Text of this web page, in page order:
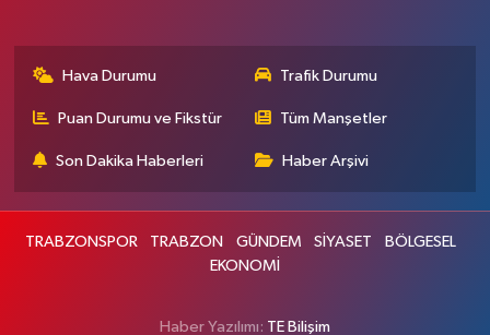
Hava Durumu Trafik Durumu
Puan Durumu ve Fikstür Tüm Manşetler
Son Dakika Haberleri Haber Arşivi
TRABZONSPOR TRABZON GÜNDEM SİYASET
BÖLGESEL
EKONOMİ
Haber Yazılımı: TE Bilişim